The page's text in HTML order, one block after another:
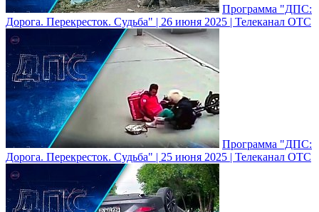
Программа "ДПС:
Дорога. Перекресток. Судьба" | 26 июня 2025 | Телеканал ОТС
Программа "ДПС:
Дорога. Перекресток. Судьба" | 25 июня 2025 | Телеканал ОТС